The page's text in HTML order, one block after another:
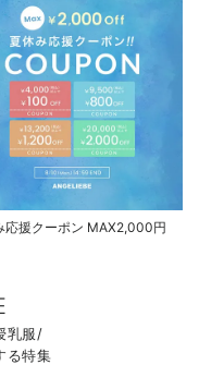
応援クーポン MAX2,000円
乳服/
る特集